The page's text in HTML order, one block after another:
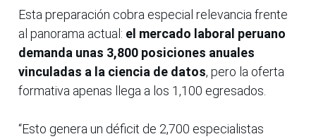
Esta preparación cobra especial relevancia frente
al panorama actual: el mercado laboral peruano
demanda unas 3,800 posiciones anuales
vinculadas a la ciencia de datos, pero la oferta
formativa apenas llega a los 1,100 egresados.
“Esto genera un déficit de 2,700 especialistas